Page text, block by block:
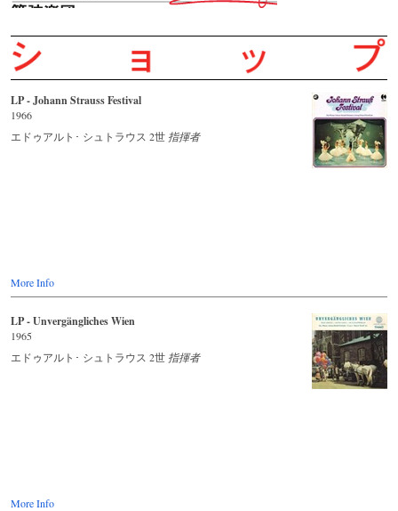
LP - Johann Strauss Festival
1966
エドゥアルト･ シュトラウス 2世 指揮者
More Info
LP - Unvergängliches Wien
1965
エドゥアルト･ シュトラウス 2世 指揮者
More Info